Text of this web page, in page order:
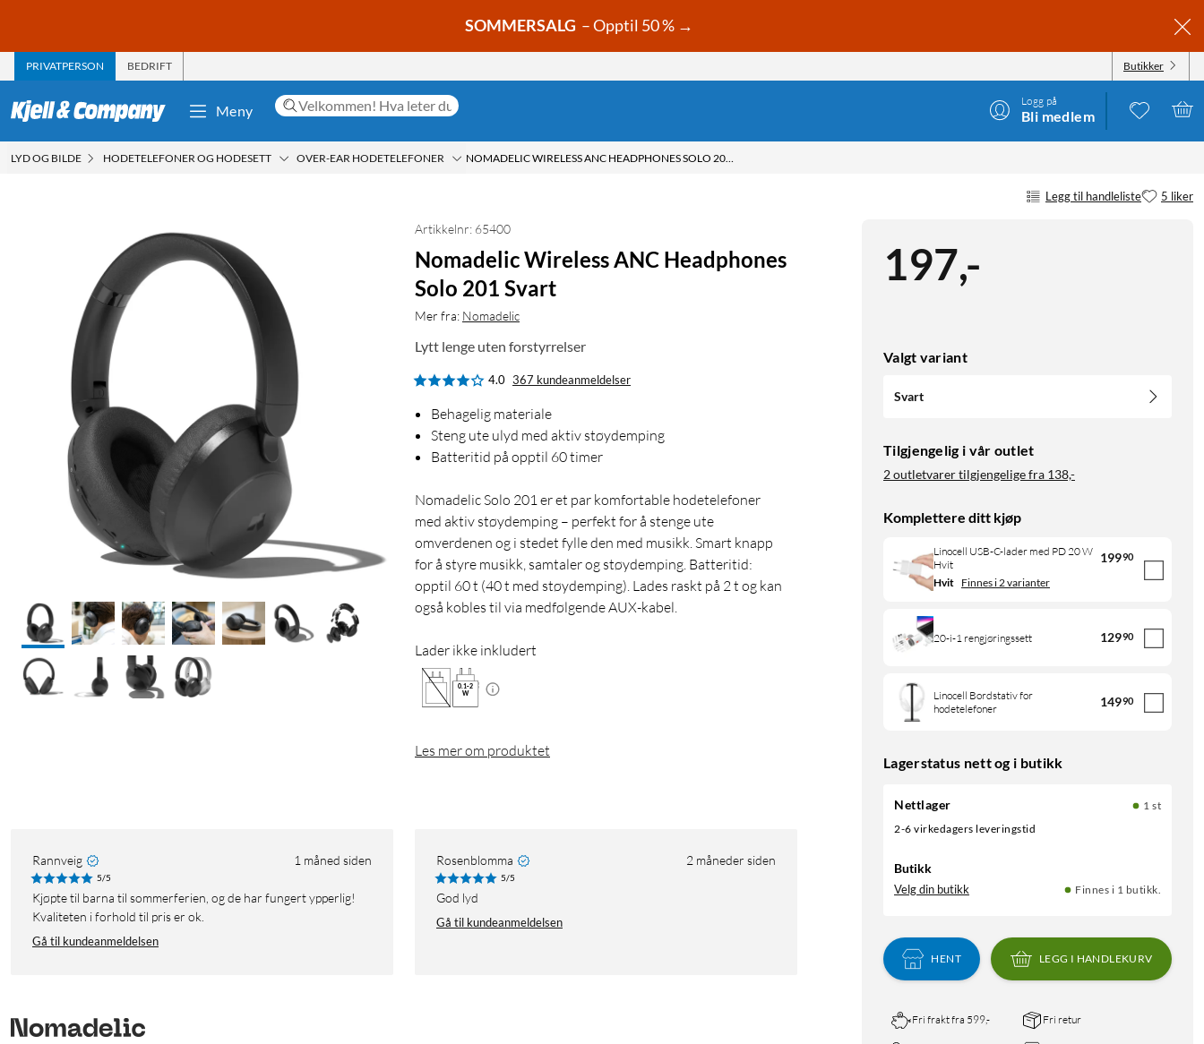
SOMMERSALG – Opptil 50 % →
PRIVATPERSON BEDRIFT Butikker
Meny
Logg på
Bli medlem
LYD OG BILDE HODETELEFONER OG HODESETT OVER-EAR HODETELEFONER NOMADELIC WIRELESS ANC HEADPHONES SOLO 201 SVART
Legg til handleliste 5 liker
197,-
Valgt variant
Svart
Tilgjengelig i vår outlet
2 outletvarer tilgjengelige fra 138,-
Komplettere ditt kjøp
Linocell USB-C-lader med PD 20 W
Hvit
19990
Hvit Finnes i 2 varianter
20-i-1 rengjøringssett 12990
Linocell Bordstativ for
hodetelefoner
14990
Lagerstatus nett og i butikk
Nettlager
1 st
2-6 virkedagers leveringstid
Butikk
Velg din butikk Finnes i 1 butikk.
HENT LEGG I HANDLEKURV
Fri frakt fra 599,- Fri retur
Artikkelnr: 65400
Nomadelic Wireless ANC Headphones
Solo 201 Svart
Mer fra: Nomadelic
Lytt lenge uten forstyrrelser
4.0 367 kundeanmeldelser
Behagelig materiale
Steng ute ulyd med aktiv støydemping
Batteritid på opptil 60 timer
Nomadelic Solo 201 er et par komfortable hodetelefoner
med aktiv støydemping – perfekt for å stenge ute
omverdenen og i stedet fylle den med musikk. Smart knapp
for å styre musikk, samtaler og støydemping. Batteritid:
opptil 60 t (40 t med støydemping). Lades raskt på 2 t og kan
også kobles til via medfølgende AUX-kabel.
Lader ikke inkludert
0.1-2
W
Les mer om produktet
Rannveig 1 måned siden
5/5
Kjøpte til barna til sommerferien, og de har fungert ypperlig!
Kvaliteten i forhold til pris er ok.
Gå til kundeanmeldelsen
Rosenblomma 2 måneder siden
5/5
God lyd
Gå til kundeanmeldelsen